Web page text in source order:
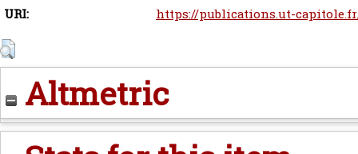
URI:
https://publications.ut-
Altmetric